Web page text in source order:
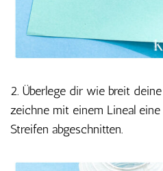
2. Überlege dir wie breit
zeichne mit einem Lineal
Streifen abgeschnitten.